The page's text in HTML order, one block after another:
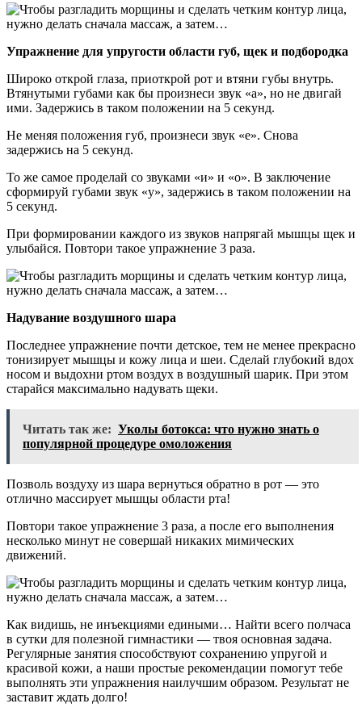
Упражнение для упругости области губ, щек и подбородка
Широко открой глаза, приоткрой рот и втяни губы внутрь.
Втянутыми губами как бы произнеси звук «а», но не двигай
ими. Задержись в таком положении на 5 секунд.
Не меняя положения губ, произнеси звук «е». Снова
задержись на 5 секунд.
То же самое проделай со звуками «и» и «о». В заключение
сформируй губами звук «у», задержись в таком положении на
5 секунд.
При формировании каждого из звуков напрягай мышцы щек и
улыбайся. Повтори такое упражнение 3 раза.
Надувание воздушного шара
Последнее упражнение почти детское, тем не менее прекрасно
тонизирует мышцы и кожу лица и шеи. Сделай глубокий вдох
носом и выдохни ртом воздух в воздушный шарик. При этом
старайся максимально надувать щеки.
Читать так же: Уколы ботокса: что нужно знать о
популярной процедуре омоложения
Позволь воздуху из шара вернуться обратно в рот — это
отлично массирует мышцы области рта!
Повтори такое упражнение 3 раза, а после его выполнения
несколько минут не совершай никаких мимических
движений.
Как видишь, не инъекциями едиными… Найти всего полчаса
в сутки для полезной гимнастики — твоя основная задача.
Регулярные занятия способствуют сохранению упругой и
красивой кожи, а наши простые рекомендации помогут тебе
выполнять эти упражнения наилучшим образом. Результат не
заставит ждать долго!